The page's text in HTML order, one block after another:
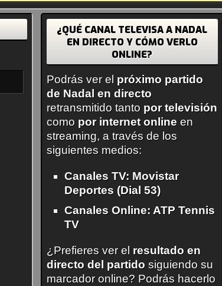
¿QUÉ CANAL TELEVISA A NADAL
EN DIRECTO Y CÓMO VERLO
ONLINE?
Podrás ver el próximo partido
de Nadal en directo
retransmitido tanto por televisión
como por internet onlineen
streaming, a través de los
siguientes medios:
Canales TV: Movistar
Deportes (Dial 53)
Canales Online: ATP Tennis
TV
¿Prefieres ver el resultado en
directo del partidosiguiendo su
marcador online? Podrás hacerlo